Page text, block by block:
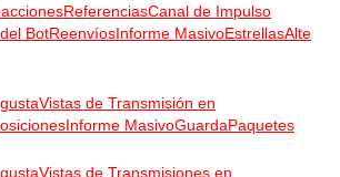
ReferenciasCanal de Impulso
BotReenvíosInforme MasivoEstrellasAlte
Vistas de Transmisión en
Informe MasivoGuardaPaquetes
Vistas de Transmisiones en